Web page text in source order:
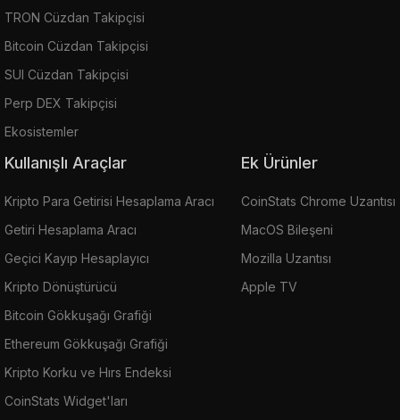
TRON Cüzdan Takipçisi
Bitcoin Cüzdan Takipçisi
SUI Cüzdan Takipçisi
Perp DEX Takipçisi
Ekosistemler
Kullanışlı Araçlar
Kripto Para Getirisi Hesaplama Aracı
Getiri Hesaplama Aracı
Geçici Kayıp Hesaplayıcı
Kripto Dönüştürücü
Bitcoin Gökkuşağı Grafiği
Ethereum Gökkuşağı Grafiği
Kripto Korku ve Hırs Endeksi
CoinStats Widget'ları
Ek Ürünler
CoinStats Chrome Uzantısı
MacOS Bileşeni
Mozilla Uzantısı
Apple TV